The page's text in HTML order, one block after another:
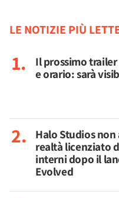
LE NOTIZIE PIÙ
Il prossimo trailer
e orario: sarà
Halo Studios
realtà licenziato
interni dopo il
Evolved